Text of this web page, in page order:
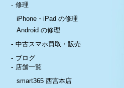
修理
iPhone・iPad の修理
Android の修理
中古スマホ買取・販売
ブログ
店舗一覧
smart365 西宮本店